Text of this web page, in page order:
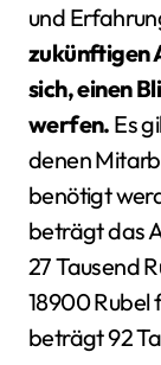
und
zukünftigen
sich, einen
werfen. Es
denen
benötigt
beträgt das
27 Tausend
18900 Rubel
beträgt 92